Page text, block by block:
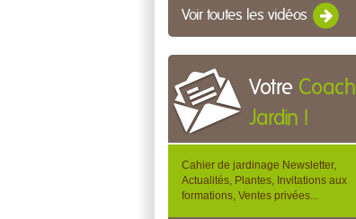
Voir toutes les vidéos
Votre Coach
Jardin !
Cahier de jardinage Newsletter,
Actualités, Plantes, Invitations aux
formations, Ventes privées...